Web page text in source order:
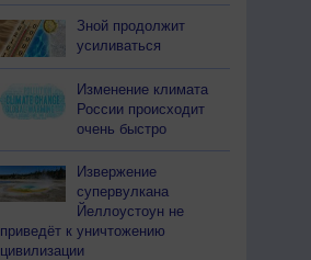
Зной продолжит
усиливаться
Изменение климата
России происходит
очень быстро
Извержение
супервулкана
Йеллоустоун не
приведёт к уничтожению
цивилизации